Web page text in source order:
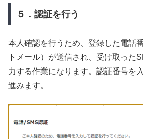
５．認証を行う
本人確認を行うため、登録した電話
トメール）が送信され、受け取った
力する作業になります。認証番号を
進みます。